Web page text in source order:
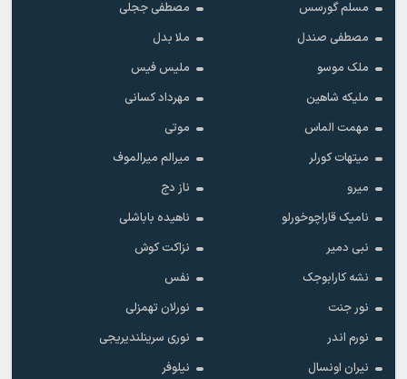
مسلم گورسس
مصطفی ججلی
مصطفی صندل
ملا بدل
ملک موسو
ملیس فیس
ملیکه شاهین
مهرداد کسانی
مهمت الماس
موتی
میتهات کورلر
میرالم میرالموف
میرو
ناز دج
نامیک قاراچوخورلو
ناهیده باباشلی
نبی دمیر
نزاکت کوش
نشه کارابوجک
نفس
نور جنت
نورلان تهمزلی
نورم اندر
نوری سرینلندیریجی
نیران اونسال
نیلوفر